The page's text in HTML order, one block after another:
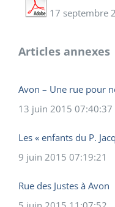
17 septembre
Articles annexes
Avon – Une rue pour
13 juin 2015 07:40:37
Les « enfants du P.
9 juin 2015 07:19:21
Rue des Justes à Avon